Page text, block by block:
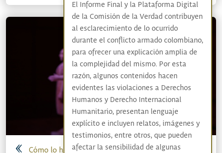
Cómo lo hicimos
El Informe Final y la Plataforma Digital
de la Comisión de la Verdad contribuyen
al esclarecimiento de lo ocurrido
durante el conflicto armado colombiano,
para ofrecer una explicación amplia de
la complejidad del mismo. Por esta
razón, algunos contenidos hacen
evidentes las violaciones a Derechos
Humanos y Derecho Internacional
Humanitario, presentan lenguaje
explícito e incluyen relatos, imágenes y
testimonios, entre otros, que pueden
afectar la sensibilidad de algunas